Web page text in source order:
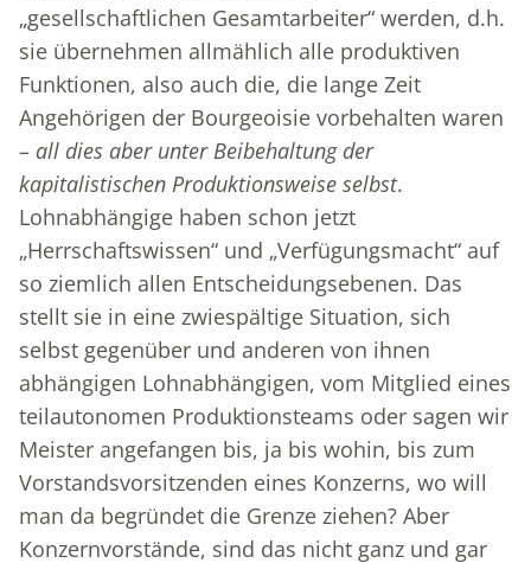
„gesellschaftlichen Gesamtarbeiter“ werden, d.h.
sie übernehmen allmählich alle produktiven
Funktionen, also auch die, die lange Zeit
Angehörigen der Bourgeoisie vorbehalten waren
– all dies aber unter Beibehaltung der
kapitalistischen Produktionsweise selbst.
Lohnabhängige haben schon jetzt
„Herrschaftswissen“ und „Verfügungsmacht“ auf
so ziemlich allen Entscheidungsebenen. Das
stellt sie in eine zwiespältige Situation, sich
selbst gegenüber und anderen von ihnen
abhängigen Lohnabhängigen, vom Mitglied eines
teilautonomen Produktionsteams oder sagen wir
Meister angefangen bis, ja bis wohin, bis zum
Vorstandsvorsitzenden eines Konzerns, wo will
man da begründet die Grenze ziehen? Aber
Konzernvorstände, sind das nicht ganz und gar